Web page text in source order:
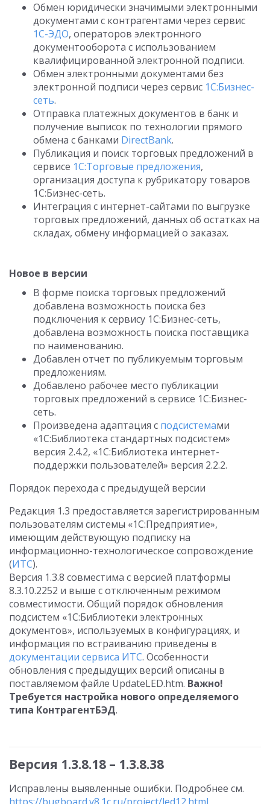
Обмен юридически значимыми электронными
документами с контрагентами через сервис
1С-ЭДО, операторов электронного
документооборота с использованием
квалифицированной электронной подписи.
Обмен электронными документами без
электронной подписи через сервис 1С:Бизнес-
сеть.
Отправка платежных документов в банк и
получение выписок по технологии прямого
обмена с банками DirectBank.
Публикация и поиск торговых предложений в
сервисе 1С:Торговые предложения,
организация доступа к рубрикатору товаров
1С:Бизнес-сеть.
Интеграция с интернет-сайтами по выгрузке
торговых предложений, данных об остатках на
складах, обмену информацией о заказах.
Новое в версии
В форме поиска торговых предложений
добавлена возможность поиска без
подключения к сервису 1С:Бизнес-сеть,
добавлена возможность поиска поставщика
по наименованию.
Добавлен отчет по публикуемым торговым
предложениям.
Добавлено рабочее место публикации
торговых предложений в сервисе 1С:Бизнес-
сеть.
Произведена адаптация с подсистемами
«1С:Библиотека стандартных подсистем»
версия 2.4.2, «1С:Библиотека интернет-
поддержки пользователей» версия 2.2.2.
Порядок перехода с предыдущей версии
Редакция 1.3 предоставляется зарегистрированным
пользователям системы «1С:Предприятие»,
имеющим действующую подписку на
информационно-технологическое сопровождение
(ИТС).
Версия 1.3.8 совместима с версией платформы
8.3.10.2252 и выше с отключенным режимом
совместимости. Общий порядок обновления
подсистем «1С:Библиотеки электронных
документов», используемых в конфигурациях, и
информация по встраиванию приведены в
документации сервиса ИТС. Особенности
обновления с предыдущих версий описаны в
поставляемом файле UpdateLED.htm. Важно!
Требуется настройка нового определяемого
типа КонтрагентБЭД.
Версия 1.3.8.18 – 1.3.8.38
Исправлены выявленные ошибки. Подробнее см.